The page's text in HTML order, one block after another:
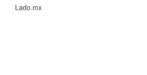
Lado.mx